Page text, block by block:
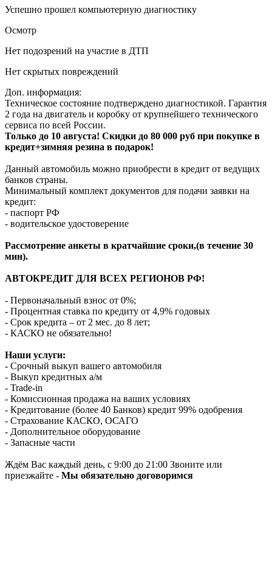
Успешно прошел компьютерную диагностику
Осмотр
Нет подозрений на участие в ДТП
Нет скрытых повреждений
Доп. информация:
Техническое состояние подтверждено диагностикой. Гарантия
2 года на двигатель и коробку от крупнейшего технического
сервиса по всей России.
Только до 10 августа! Скидки до 80 000 руб при покупке в
кредит+зимняя резина в подарок!
Данный автомобиль можно приобрести в кредит от ведущих
банков страны.
Минимальный комплект документов для подачи заявки на
кредит:
- паспорт РФ
- водительское удостоверение
Рассмотрение анкеты в кратчайшие сроки,(в течение 30
мин).
АВТОКРЕДИТ ДЛЯ ВСЕХ РЕГИОНОВ РФ!
- Первоначальный взнос от 0%;
- Процентная ставка по кредиту от 4,9% годовых
- Срок кредита – от 2 мес. до 8 лет;
- КАСКО не обязательно!
Наши услуги:
- Срочный выкуп вашего автомобиля
- Выкуп кредитных а/м
- Trade-in
- Комиссионная продажа на ваших условиях
- Кредитование (более 40 Банков) кредит 99% одобрения
- Страхование КАСКО, ОСАГО
- Дополнительное оборудование
- Запасные части
Ждём Вас каждый день, с 9:00 до 21:00 Звоните или
приезжайте - Мы обязательно договоримся